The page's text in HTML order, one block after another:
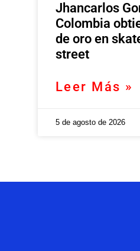
Jhancarlos
Colombia
de oro en
street
Leer Más »
5 de agosto de 2026